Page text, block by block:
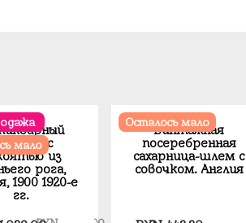
малос
из
рога,
1900 1920-е
гг.
Осталось мало
Винтажная
посеребренная
сахарница-шлем с
совочком. Англия